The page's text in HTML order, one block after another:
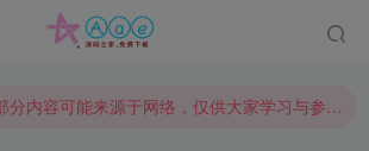
受专属折扣，详情点击此条公告。
本网站的文章部分内容可能来源于网络，仅供大家学习与参考，如有侵权，请联系站长QQ466107887进行删除处理。